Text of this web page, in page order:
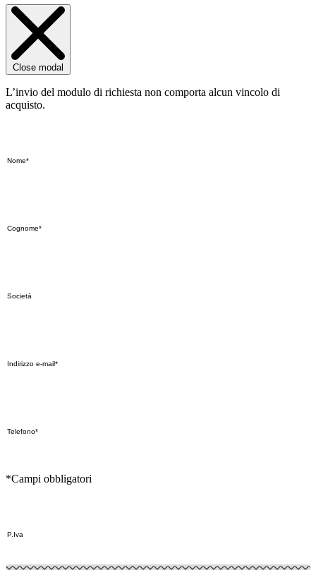
Close modal
L’invio del modulo di richiesta non comporta alcun vincolo di
acquisto.
*Campi obbligatori